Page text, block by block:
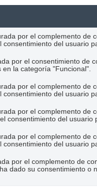
por el complemento de
consentimiento del usuario
por el consentimiento de
la categoría "Funcional".
por el complemento de
consentimiento del usuario
por el complemento de
consentimiento del usuario
por el complemento de
consentimiento del usuario
por el complemento de
dado su consentimiento o